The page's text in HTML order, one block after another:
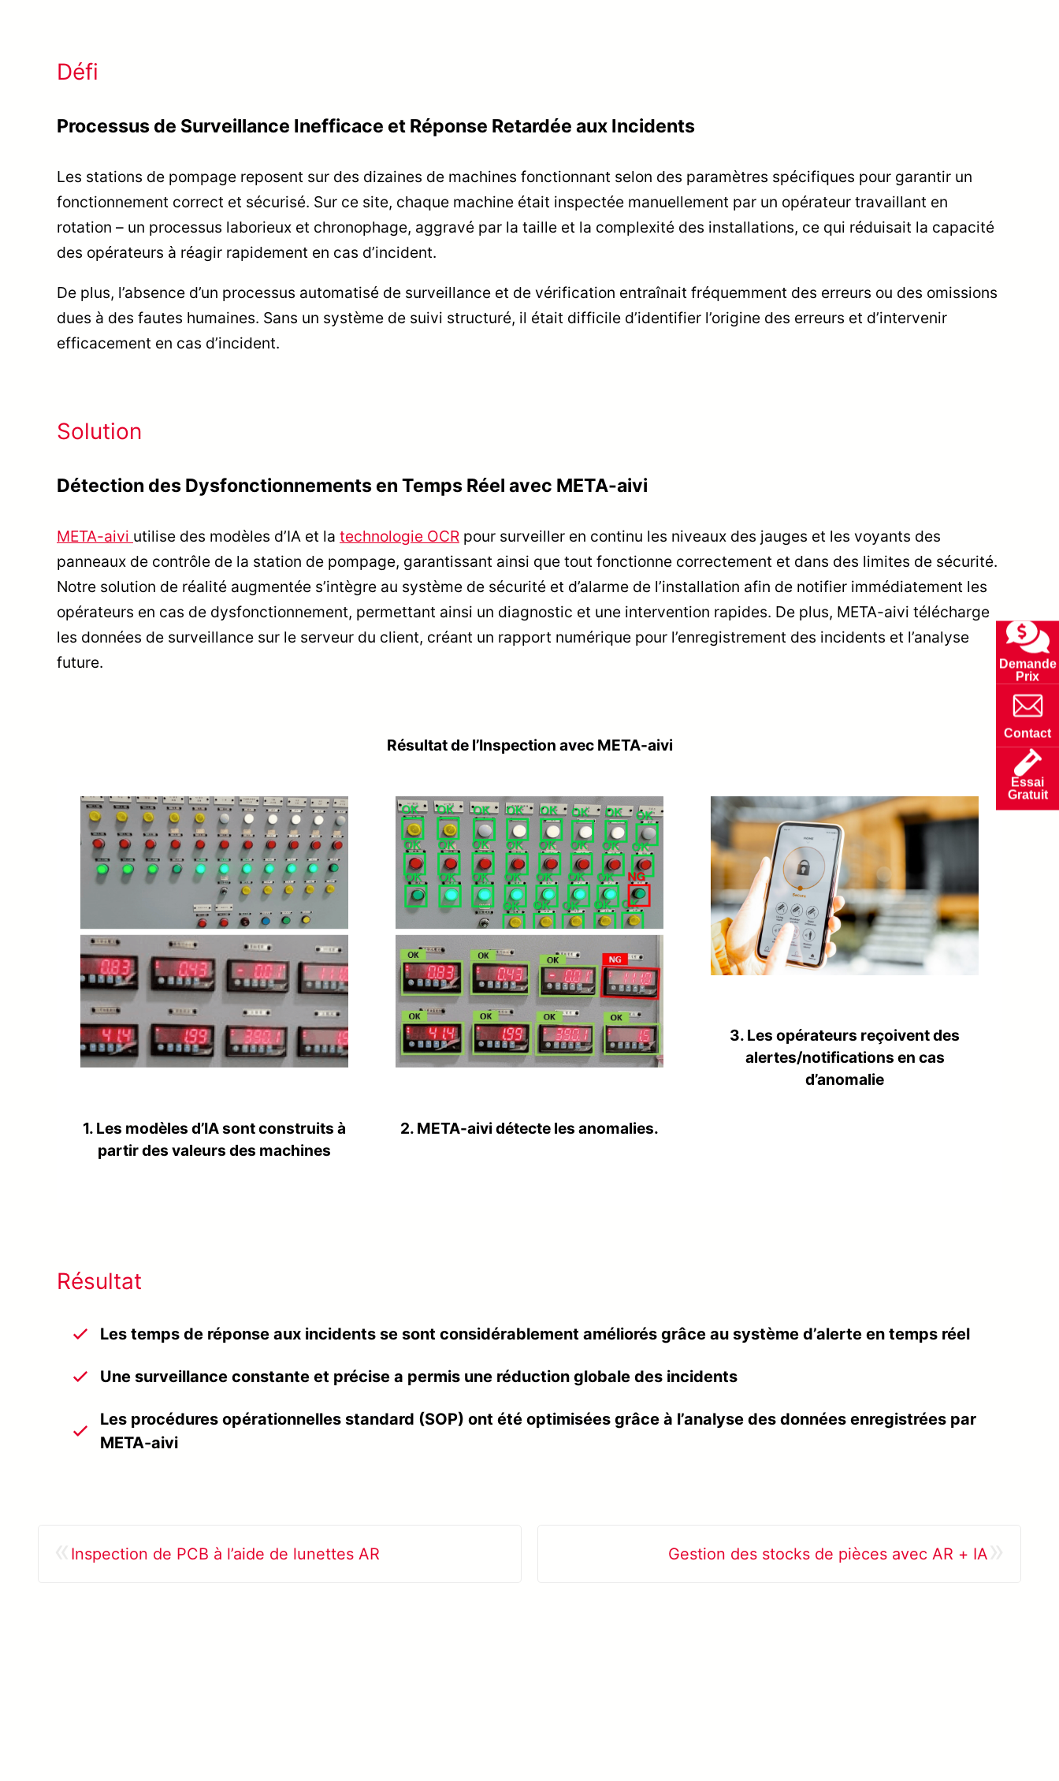
Défi
Processus de Surveillance Inefficace et Réponse Retardée aux Incidents
Les stations de pompage reposent sur des dizaines de machines fonctionnant selon des paramètres spécifiques pour garantir un
fonctionnement correct et sécurisé. Sur ce site, chaque machine était inspectée manuellement par un opérateur travaillant en
rotation – un processus laborieux et chronophage, aggravé par la taille et la complexité des installations, ce qui réduisait la capacité
des opérateurs à réagir rapidement en cas d’incident.
De plus, l’absence d’un processus automatisé de surveillance et de vérification entraînait fréquemment des erreurs ou des omissions
dues à des fautes humaines. Sans un système de suivi structuré, il était difficile d’identifier l’origine des erreurs et d’intervenir
efficacement en cas d’incident.
Solution
Détection des Dysfonctionnements en Temps Réel avec META-aivi
META-aivi utilise des modèles d’IA et la technologie OCR pour surveiller en continu les niveaux des jauges et les voyants des
panneaux de contrôle de la station de pompage, garantissant ainsi que tout fonctionne correctement et dans des limites de sécurité.
Notre solution de réalité augmentée s’intègre au système de sécurité et d’alarme de l’installation afin de notifier immédiatement les
opérateurs en cas de dysfonctionnement, permettant ainsi un diagnostic et une intervention rapides. De plus, META-aivi télécharge
les données de surveillance sur le serveur du client, créant un rapport numérique pour l’enregistrement des incidents et l’analyse
future.
Résultat de l’Inspection avec META-aivi
1. Les modèles d’IA sont construits à
partir des valeurs des machines
2. META-aivi détecte les anomalies.
3. Les opérateurs reçoivent des
alertes/notifications en cas
d’anomalie
Résultat
Les temps de réponse aux incidents se sont considérablement améliorés grâce au système d’alerte en temps réel
Une surveillance constante et précise a permis une réduction globale des incidents
Les procédures opérationnelles standard (SOP) ont été optimisées grâce à l’analyse des données enregistrées par
META-aivi
Inspection de PCB à l’aide de lunettes AR Gestion des stocks de pièces avec AR + IA
Demande
Prix
Contact
Essai
Gratuit